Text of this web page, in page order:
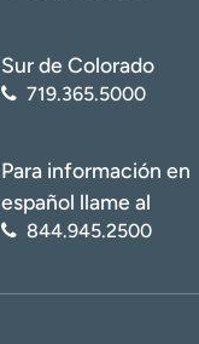
Sur de Colorado
719.365.5000
Para información en
español llame al
844.945.2500